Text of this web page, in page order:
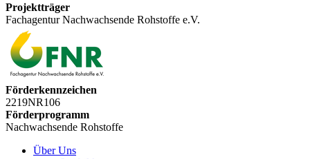
Projektträger
Fachagentur Nachwachsende Rohstoffe e.V.
Förderkennzeichen
2219NR106
Förderprogramm
Nachwachsende Rohstoffe
Über Uns